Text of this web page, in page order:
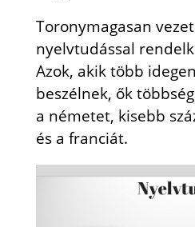
Toronymagasan
nyelvtudással
Azok, akik több
beszélnek, ők
a németet, kisebb
és a franciát.